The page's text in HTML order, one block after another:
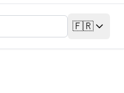
🇫🇷
Changer